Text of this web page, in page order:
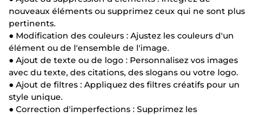
nouveaux éléments ou supprimez ceux qui ne sont plus
pertinents.
● Modification des couleurs : Ajustez les couleurs d'un
élément ou de l'ensemble de l'image.
● Ajout de texte ou de logo : Personnalisez vos images
avec du texte, des citations, des slogans ou votre logo.
● Ajout de filtres : Appliquez des filtres créatifs pour un
style unique.
● Correction d'imperfections : Supprimez les